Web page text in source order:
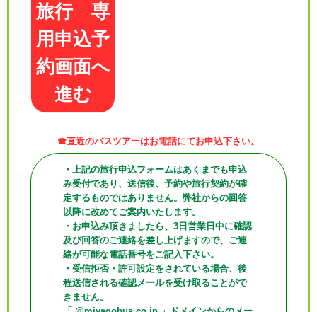
旅行 専
用申込予
約画面へ
進む
☎直近のバスツアーはお電話にてお申込下さい。
・上記の旅行申込フォームはあくまでも申込
み受付であり、送信後、予約や旅行契約が確
定するものではありません。弊社からの回答
以降に改めてご案内いたします。
・お申込み頂きましたら、3日営業日中に確認
及び回答のご連絡を差し上げますので、ご連
絡が可能な電話番号をご記入下さい。
・受信拒否・許可設定をされている場合、後
程送信される確認メールを受け取ることがで
きません。